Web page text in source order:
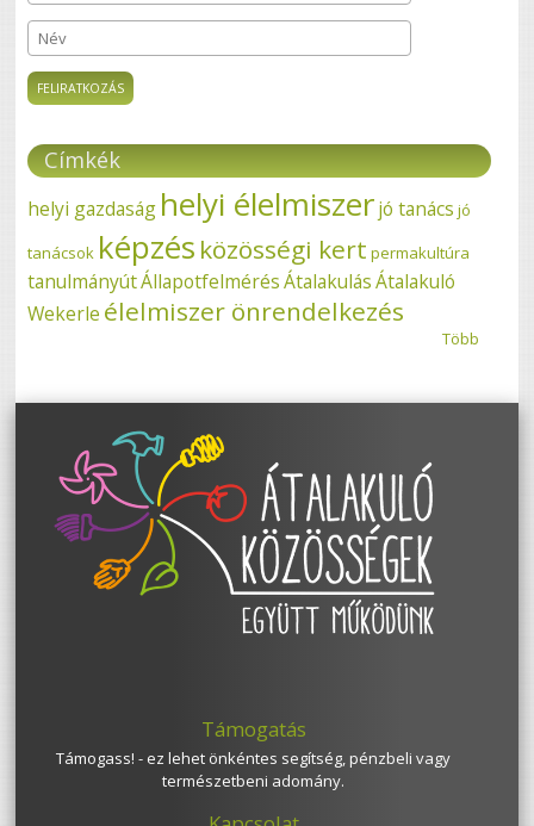
Név
Címkék
helyi gazdaság helyi élelmiszerjó tanács jó
tanácsok képzés közösségi kert permakultúra
tanulmányútÁllapotfelmérés Átalakulás Átalakuló
Wekerle élelmiszer önrendelkezés
Több
Támogatás
Támogass! - ez lehet önkéntes segítség, pénzbeli vagy
természetbeni adomány.